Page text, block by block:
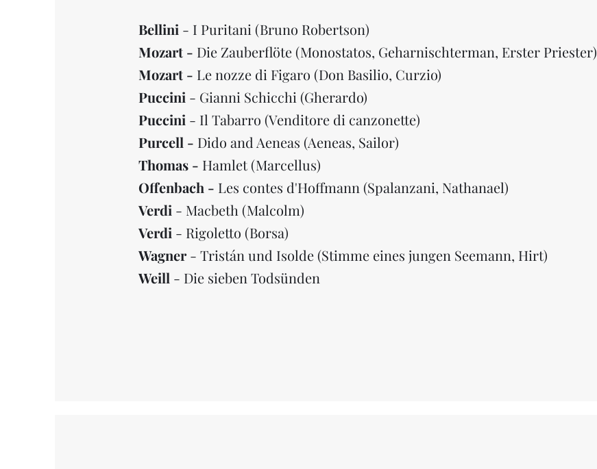
Bellini - I Puritani (Bruno Robertson)
Mozart - Die Zauberflöte (Monostatos, Geharnischterman, Erster Priester)
Mozart - Le nozze di Figaro (Don Basilio, Curzio)
Puccini - Gianni Schicchi (Gherardo)
Puccini - Il Tabarro (Venditore di canzonette)
Purcell - Dido and Aeneas (Aeneas, Sailor)
Thomas - Hamlet (Marcellus)
Offenbach - Les contes d'Hoffmann (Spalanzani, Nathanael)
Verdi - Macbeth (Malcolm)
Verdi - Rigoletto (Borsa)
Wagner- Tristán und Isolde (Stimme eines jungen Seemann, Hirt)
Weill - Die sieben Todsünden